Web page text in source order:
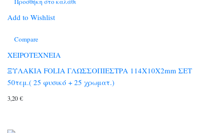
Add to Wishlist
Compare
ΧΕΙΡΟΤΕΧΝΕΙΑ
ΞΥΛΑΚΙΑ FOLIA ΓΛΩΣΣΟΠΙΕΣΤΡΑ 114Χ10Χ2mm ΣΕΤ
50τεμ.( 25 φυσικό + 25 χρωματ.)
3,20 €